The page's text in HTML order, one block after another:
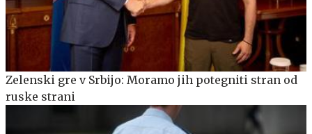
Zelenski gre v Srbijo: Moramo jih potegniti stran od
ruske strani